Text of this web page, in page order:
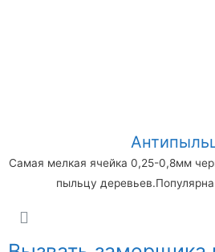
Самая мелкая ячейка 0,25-0,8мм
пыльцу деревьев.Популярна